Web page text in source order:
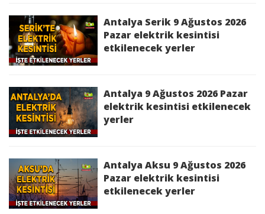
Çalışması Sebebi ile İş Sağlığı ve Güvenliği'ni de
gözeterek elektrik kesintisi yapılacaktır.
Kesinti Nedeni :Yatırım Çalışması
Antalya 7 Temmuz 2026 Salı elektrik
kesintisinden etkilenecek yerler
Aksu 7 Temmuz 2026 Salı elektrik
Alanya 7 Temmuz 2026 Salı elektrik
kesintisinden etkilenecek yerler
Antalya Serik 9 Ağustos 2026
Pazar elektrik kesintisi
etkilenecek yerler
Antalya 9 Ağustos 2026 Pazar
elektrik kesintisi etkilenecek
yerler
Antalya Aksu 9 Ağustos 2026
Pazar elektrik kesintisi
etkilenecek yerler